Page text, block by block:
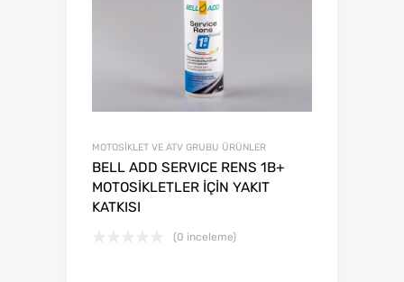
MOTOSİKLET VE ATV GRUBU ÜRÜNLER
BELL ADD SERVICE RENS 1B+
MOTOSİKLETLER İÇİN YAKIT
KATKISI
(0 inceleme)